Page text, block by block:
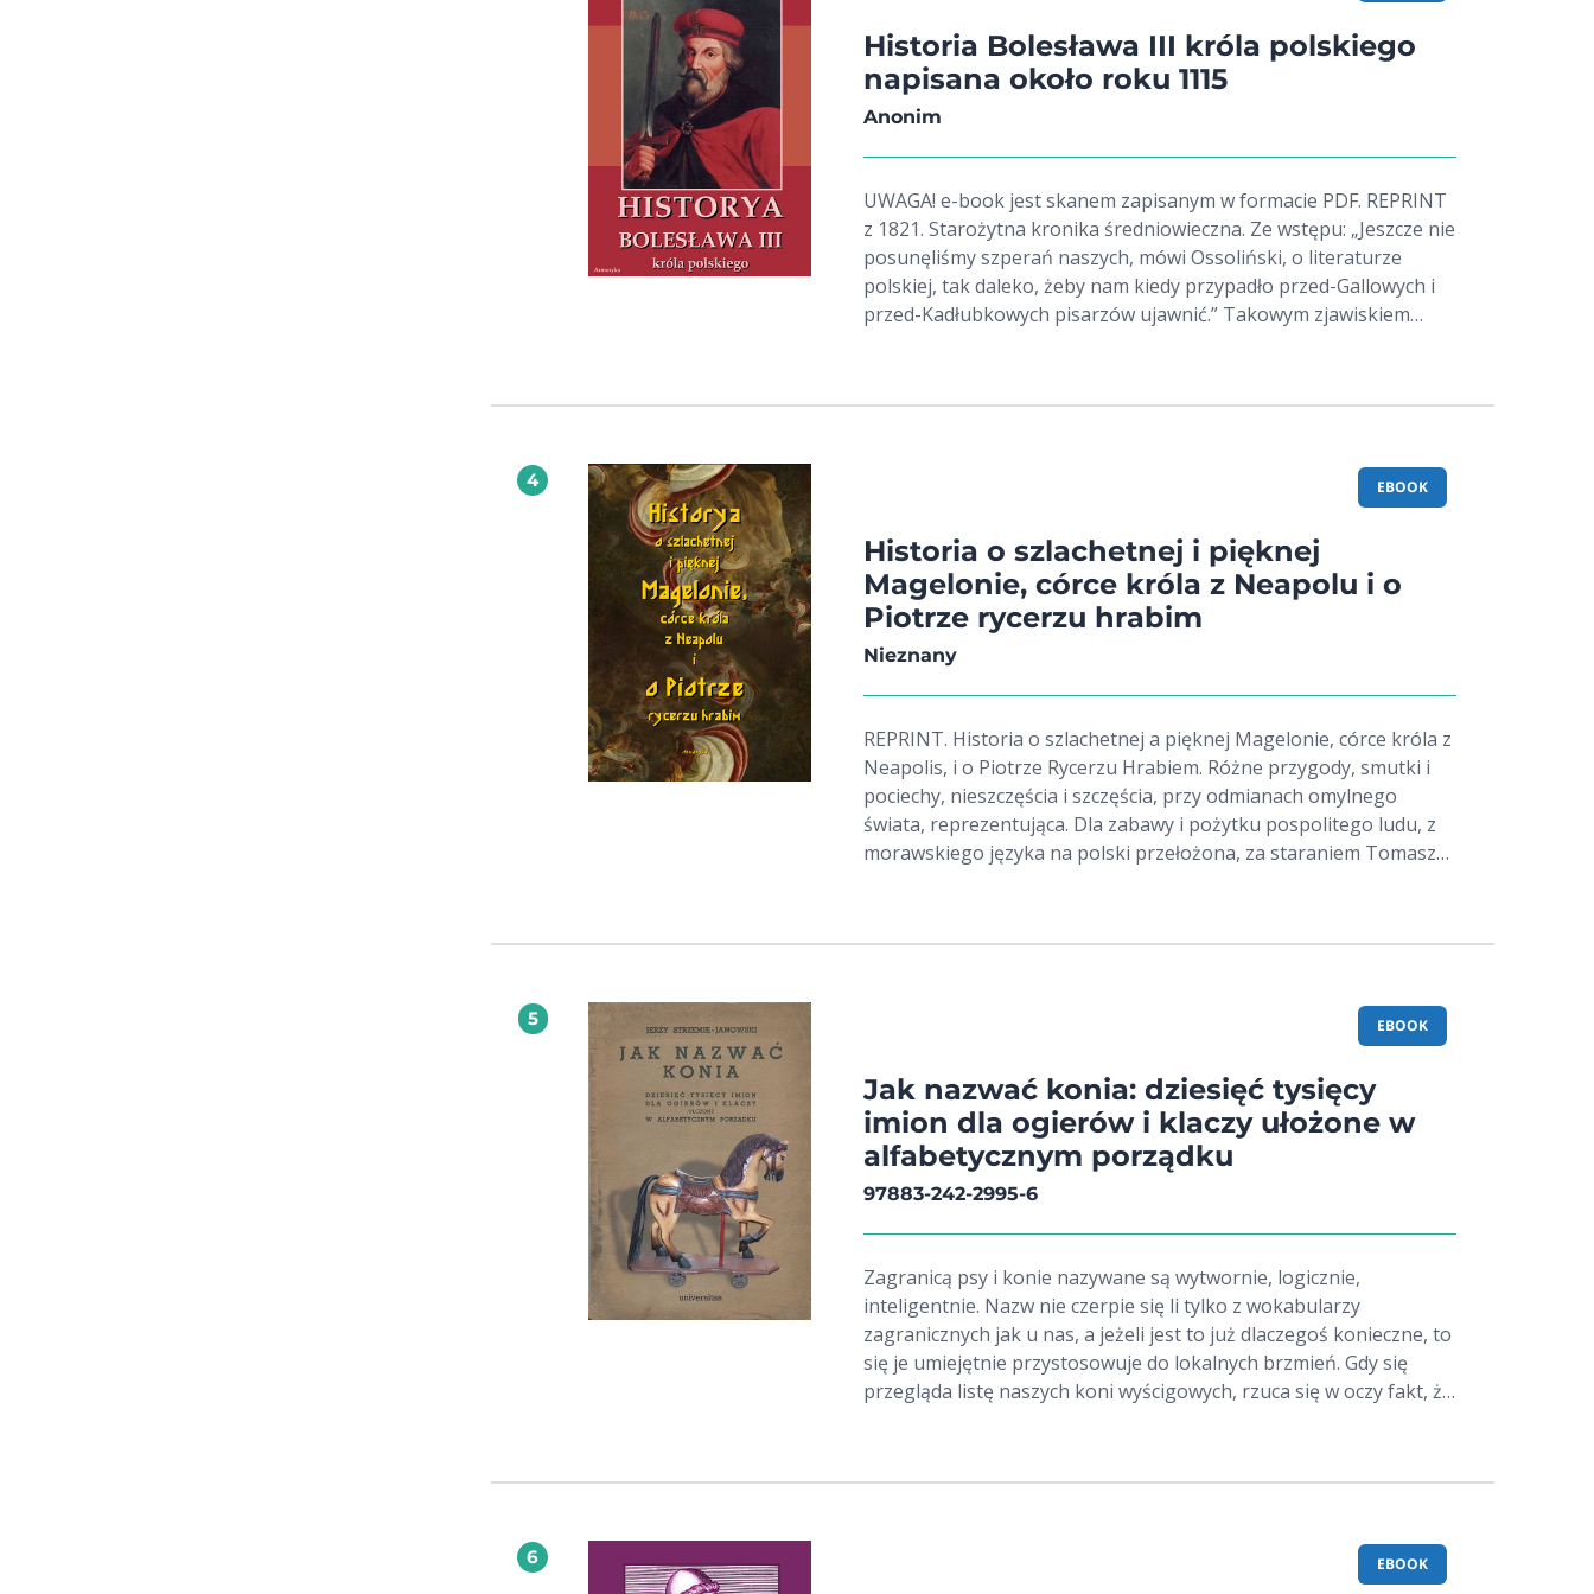
Historia Bolesława III króla polskiego
napisana około roku 1115
Anonim
UWAGA! e-book jest skanem zapisanym w formacie PDF. REPRINT
z 1821. Starożytna kronika średniowieczna. Ze wstępu: „Jeszcze nie
posunęliśmy szperań naszych, mówi Ossoliński, o literaturze
polskiej, tak daleko, żeby nam kiedy przypadło przed-Gallowych i
przed-Kadłubkowych pisarzów ujawnić.” Takowym zjawiskiem
cudzoziemca mieszkającego za granicą, za życia podług
Słowiańskiej i kolejna prastara kronika naszego narodu. Mamy
nadzieje, że nasz wysiłek polegający na przygotowaniu tego dzieła
do druku zostanie doceniony.
4 EBOOK
Historia o szlachetnej i pięknej
Magelonie, córce króla z Neapolu i o
Piotrze rycerzu hrabim
Nieznany
REPRINT. Historia o szlachetnej a pięknej Magelonie, córce króla z
Neapolis, i o Piotrze Rycerzu Hrabiem. Różne przygody, smutki i
pociechy, nieszczęścia i szczęścia, przy odmianach omylnego
świata, reprezentująca. Dla zabawy i pożytku pospolitego ludu, z
morawskiego języka na polski przełożona, za staraniem Tomasza
problemy ludzi wówczas żyjących ich radości, smutki, uciechy i
5 EBOOK
Jak nazwać konia: dziesięć tysięcy
imion dla ogierów i klaczy ułożone w
alfabetycznym porządku
97883-242-2995-6
Zagranicą psy i konie nazywane są wytwornie, logicznie,
inteligentnie. Nazw nie czerpie się li tylko z wokabularzy
zagranicznych jak u nas, a jeżeli jest to już dlaczegoś konieczne, to
się je umiejętnie przystosowuje do lokalnych brzmień. Gdy się
przegląda listę naszych koni wyścigowych, rzuca się w oczy fakt, że
ile ktoś ruszy własnym konceptem, to nazwie konia conajwyżej
Dlatego to wydajemy podręczną encyklopedję, niniejszą w której
6 EBOOK